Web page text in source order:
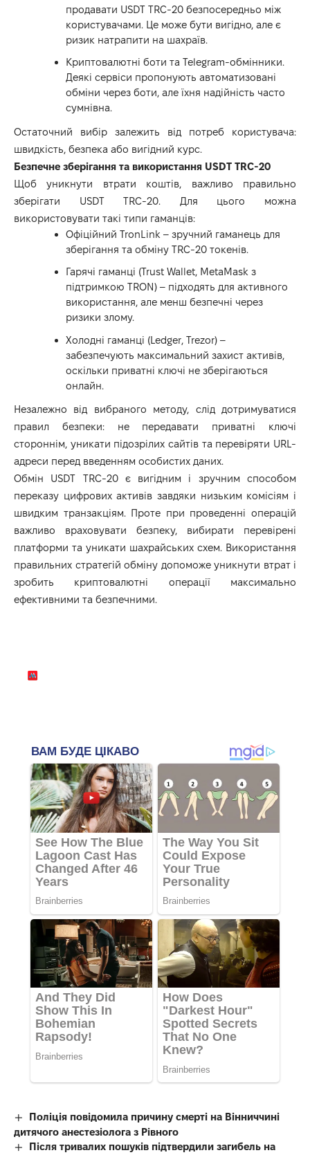
продавати USDT TRC-20 безпосередньо між
користувачами. Це може бути вигідно, але є
ризик натрапити на шахраїв.
Криптовалютні боти та Telegram-обмінники.
Деякі сервіси пропонують автоматизовані
обміни через боти, але їхня надійність часто
сумнівна.
Остаточний вибір залежить від потреб користувача:
швидкість, безпека або вигідний курс.
Безпечне зберігання та використання USDT TRC-20
Щоб уникнути втрати коштів, важливо правильно
зберігати USDT TRC-20. Для цього можна
використовувати такі типи гаманців:
Офіційний TronLink – зручний гаманець для
зберігання та обміну TRC-20 токенів.
Гарячі гаманці (Trust Wallet, MetaMask з
підтримкою TRON) – підходять для активного
використання, але менш безпечні через
ризики злому.
Холодні гаманці (Ledger, Trezor) –
забезпечують максимальний захист активів,
оскільки приватні ключі не зберігаються
онлайн.
Незалежно від вибраного методу, слід дотримуватися
правил безпеки: не передавати приватні ключі
стороннім, уникати підозрілих сайтів та перевіряти URL-
адреси перед введенням особистих даних.
Обмін USDT TRC-20 є вигідним і зручним способом
переказу цифрових активів завдяки низьким комісіям і
швидким транзакціям. Проте при проведенні операцій
важливо враховувати безпеку, вибирати перевірені
платформи та уникати шахрайських схем. Використання
правильних стратегій обміну допоможе уникнути втрат і
зробить криптовалютні операції максимально
ефективними та безпечними.
Поліція повідомила причину смерті на Вінниччині
дитячого анестезіолога з Рівного
Після тривалих пошуків підтвердили загибель на